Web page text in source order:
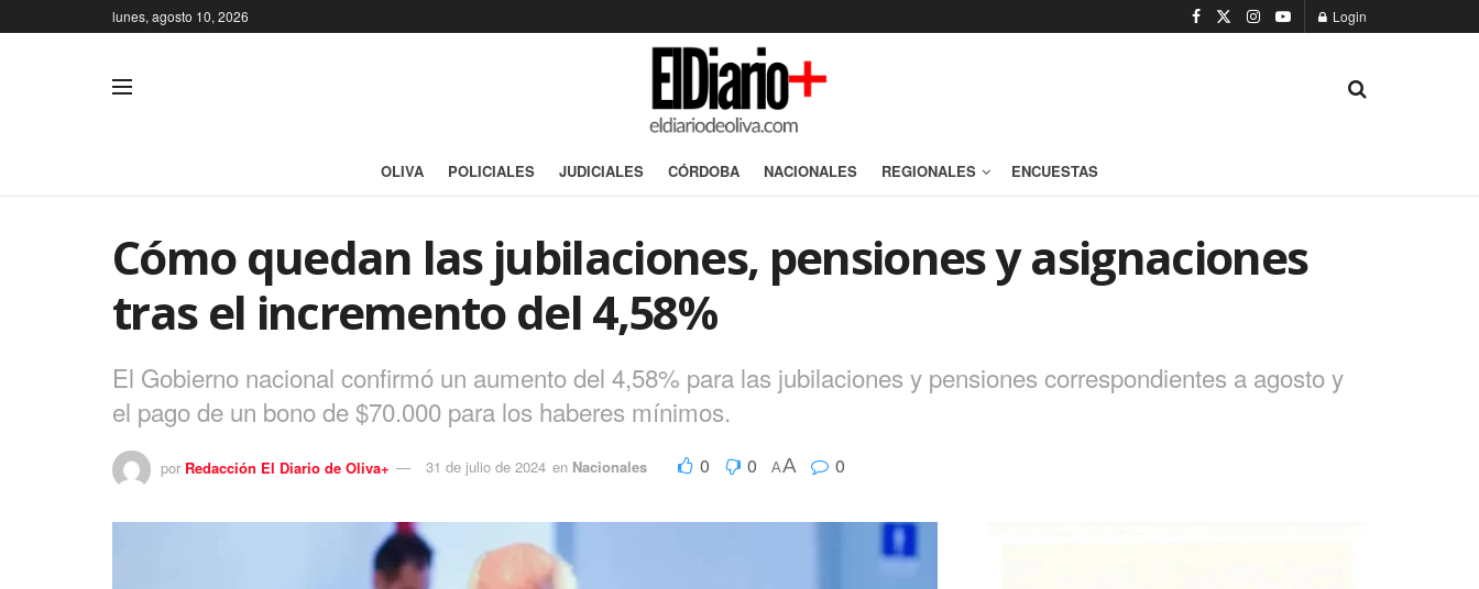
lunes, agosto 10, 2026 Login
OLIVA POLICIALES JUDICIALES CÓRDOBA NACIONALES REGIONALES ENCUESTAS
Cómo quedan las jubilaciones, pensiones y asignaciones
tras el incremento del 4,58%
El Gobierno nacional confirmó un aumento del 4,58% para las jubilaciones y pensiones correspondientes a agosto y
el pago de un bono de $70.000 para los haberes mínimos.
por Redacción El Diario de Oliva+ 31 de julio de 2024 en Nacionales 0 0 AA 0